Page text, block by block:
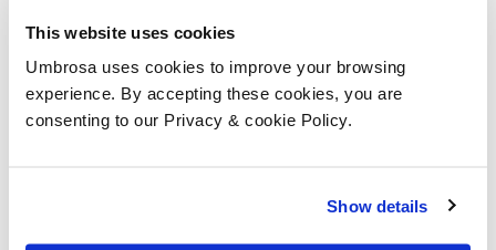
This website uses cookies
Umbrosa uses cookies to improve your browsing
experience. By accepting these cookies, you are
consenting to our Privacy & cookie Policy.
Show details